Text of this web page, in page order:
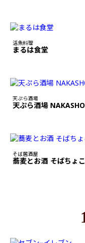
活魚料理
まるは食堂
天ぷら酒場
天ぷら酒場 NAKASHO
そば居酒屋
蕎麦とお酒 そばちょこ